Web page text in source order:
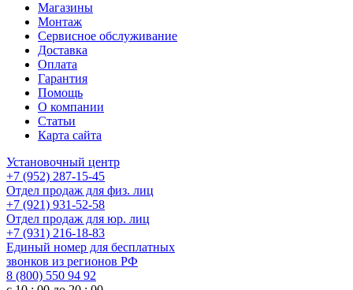
Магазины
Монтаж
Сервисное обслуживание
Доставка
Оплата
Гарантия
Помощь
О компании
Статьи
Карта сайта
Установочный центр
+7 (952) 287-15-45
Отдел продаж для физ. лиц
+7 (921) 931-52-58
Отдел продаж для юр. лиц
+7 (931) 216-18-83
Единый номер для бесплатных
звонков из регионов РФ
8 (800) 550 94 92